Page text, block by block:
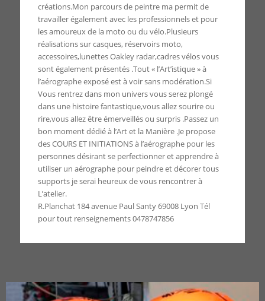
créations.Mon parcours de peintre ma permit de
travailler également avec les professionnels et pour
les amoureux de la moto ou du vélo.Plusieurs
réalisations sur casques, réservoirs moto,
accessoires,lunettes Oakley radar,cadres vélos vous
sont également présentés .Tout « l’Art’istique » à
l’aérographe exposé est à voir sans modération.Si
Vous rentrez dans mon univers vous serez plongé
dans une histoire fantastique,vous allez sourire ou
rire,vous allez être émerveillés ou surpris .Passez un
bon moment dédié à l’Art et la Manière .Je propose
des COURS ET INITIATIONS à l’aérographe pour les
personnes désirant se perfectionner et apprendre à
utiliser un aérographe pour peindre et décorer tous
supports je serai heureux de vous rencontrer à
L’atelier.
R.Planchat 184 avenue Paul Santy 69008 Lyon Tél
pour tout renseignements 0478747856